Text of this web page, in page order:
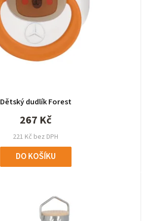
Dětský dudlík Forest
221 Kč bez DPH
267 Kč
DO KOŠÍKU